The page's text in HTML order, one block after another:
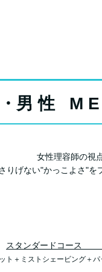
・男 性 M E
女性理容師の視
りげない"かっこよさ"を
スタンダードコ
ト＋ミストシェービング＋